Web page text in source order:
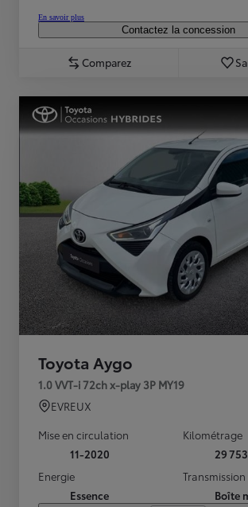
En savoir plus
Contactez la concession
Comparez
Toyota Aygo
1.0 VVT-i 72ch x-play 3P MY19
EVREUX
Mise en circulation
11-2020
Kilométrage
29
Energie
Essence
Transmission
Boîte